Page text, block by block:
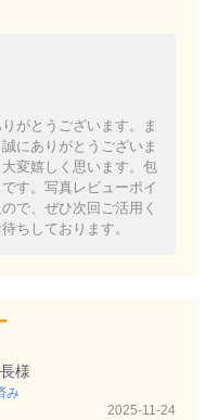
がとうございます。ま
にありがとうございま
変嬉しく思います。包
す。写真レビューポイ
で、ぜひ次回ご活用く
ちしております。
様
み
2025-11-24